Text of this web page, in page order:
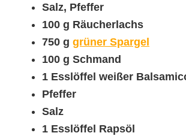
Salz, Pfeffer
100 g Räucherlachs
750 g grüner Spargel
100 g Schmand
1 Esslöffel weißer
Pfeffer
Salz
1 Esslöffel Rapsöl